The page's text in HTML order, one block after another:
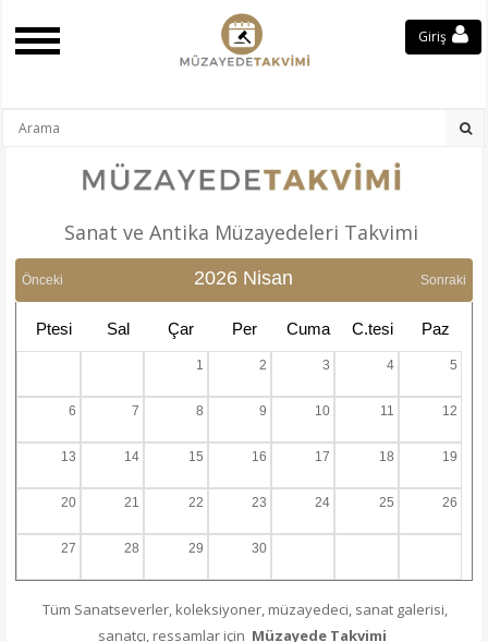
Giriş
Sanat ve Antika Müzayedeleri Takvimi
Önceki 2026 Nisan Sonraki
Ptesi Sal Çar Per Cuma C.tesi Paz
1 2 3 4 5
6 7 8 9 10 11 12
13 14 15 16 17 18 19
20 21 22 23 24 25 26
27 28 29 30
Tüm Sanatseverler, koleksiyoner, müzayedeci, sanat galerisi,
sanatçı, ressamlar için Müzayede Takvimi